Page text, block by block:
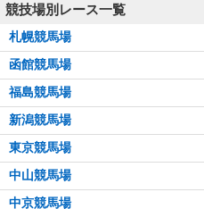
競技場別レース一覧
札幌競馬場
函館競馬場
福島競馬場
新潟競馬場
東京競馬場
中山競馬場
中京競馬場